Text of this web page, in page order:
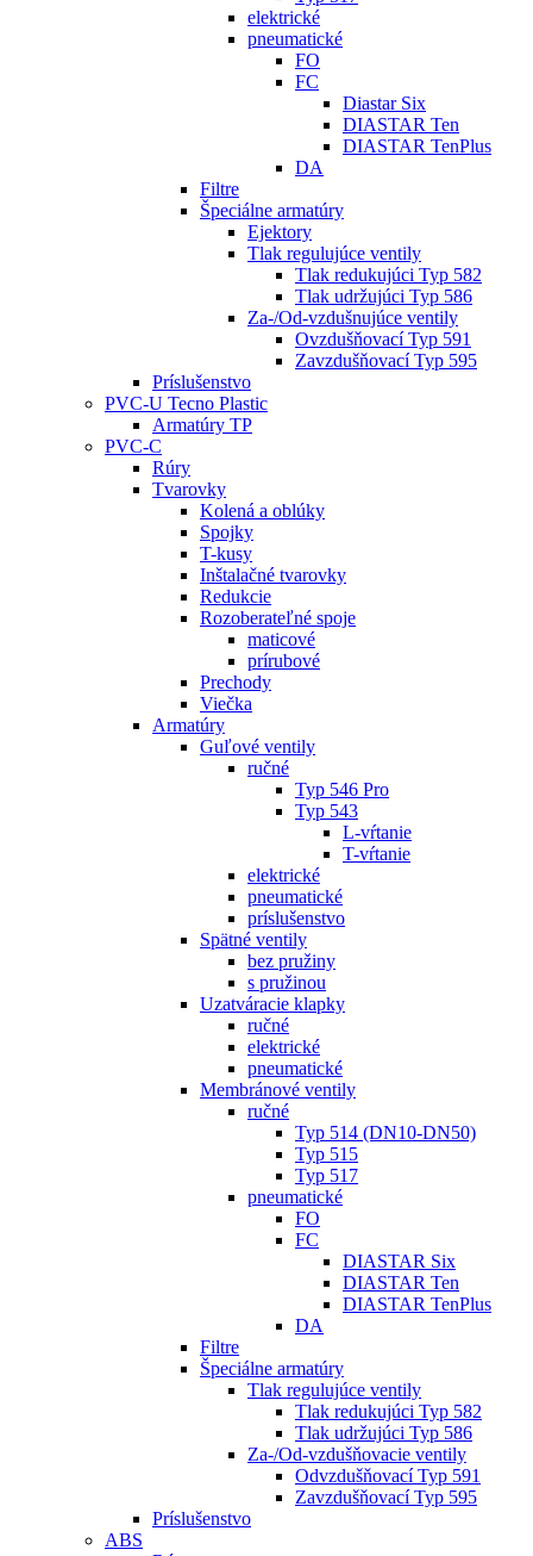
elektrické
pneumatické
FO
FC
Diastar Six
DIASTAR Ten
DIASTAR TenPlus
DA
Filtre
Špeciálne armatúry
Ejektory
Tlak regulujúce ventily
Tlak redukujúci Typ 582
Tlak udržujúci Typ 586
Za-/Od-vzdušnujúce ventily
Ovzdušňovací Typ 591
Zavzdušňovací Typ 595
Príslušenstvo
PVC-U Tecno Plastic
Armatúry TP
PVC-C
Rúry
Tvarovky
Kolená a oblúky
Spojky
T-kusy
Inštalačné tvarovky
Redukcie
Rozoberateľné spoje
maticové
prírubové
Prechody
Viečka
Armatúry
Guľové ventily
ručné
Typ 546 Pro
Typ 543
L-vŕtanie
T-vŕtanie
elektrické
pneumatické
príslušenstvo
Spätné ventily
bez pružiny
s pružinou
Uzatváracie klapky
ručné
elektrické
pneumatické
Membránové ventily
ručné
Typ 514 (DN10-DN50)
Typ 515
Typ 517
pneumatické
FO
FC
DIASTAR Six
DIASTAR Ten
DIASTAR TenPlus
DA
Filtre
Špeciálne armatúry
Tlak regulujúce ventily
Tlak redukujúci Typ 582
Tlak udržujúci Typ 586
Za-/Od-vzdušňovacie ventily
Odvzdušňovací Typ 591
Zavzdušňovací Typ 595
Príslušenstvo
ABS